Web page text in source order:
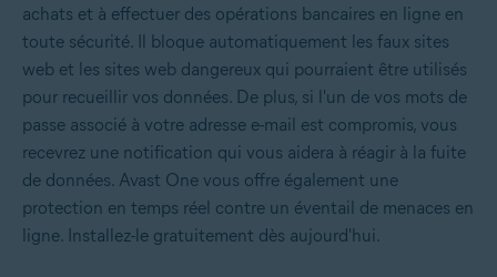
achats et à effectuer des opérations bancaires en ligne en
toute sécurité. Il bloque automatiquement les faux sites
web et les sites web dangereux qui pourraient être utilisés
pour recueillir vos données. De plus, si l'un de vos mots de
passe associé à votre adresse e-mail est compromis, vous
recevrez une notification qui vous aidera à réagir à la fuite
de données. Avast One vous offre également une
protection en temps réel contre un éventail de menaces en
ligne. Installez-le gratuitement dès aujourd'hui.